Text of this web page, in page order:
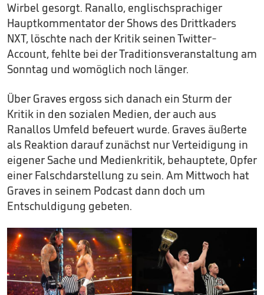
Wirbel gesorgt. Ranallo, englischsprachiger
Hauptkommentator der Shows des Drittkaders
NXT, löschte nach der Kritik seinen Twitter-
Account, fehlte bei der Traditionsveranstaltung am
Sonntag und womöglich noch länger.
Über Graves ergoss sich danach ein Sturm der
Kritik in den sozialen Medien, der auch aus
Ranallos Umfeld befeuert wurde. Graves äußerte
als Reaktion darauf zunächst nur Verteidigung in
eigener Sache und Medienkritik, behauptete, Opfer
einer Falschdarstellung zu sein. Am Mittwoch hat
Graves in seinem Podcast dann doch um
Entschuldigung gebeten.